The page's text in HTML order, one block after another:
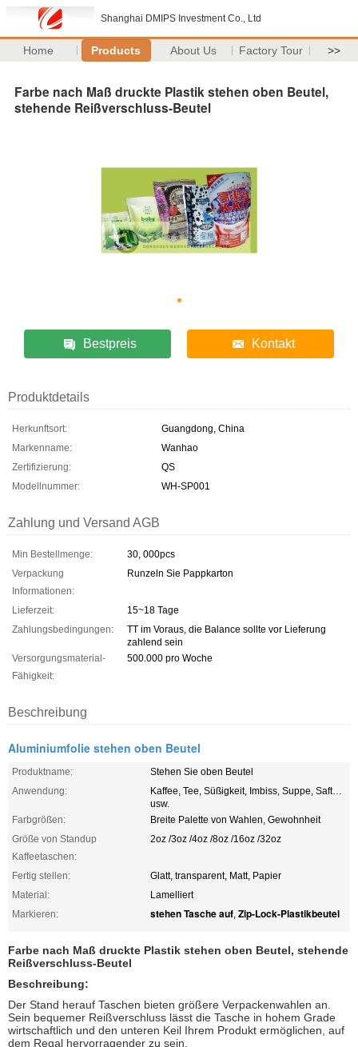
Shanghai DMIPS Investment Co., Ltd
Home Products About Us Factory Tour >>
Farbe nach Maß druckte Plastik stehen oben Beutel,
stehende Reißverschluss-Beutel
Bestpreis Kontakt
Produktdetails
Herkunftsort:
Guangdong, China
Markenname:
Wanhao
Zertifizierung:
QS
Modellnummer:
WH-SP001
Zahlung und Versand AGB
Min Bestellmenge:
30, 000pcs
Verpackung
Informationen:
Runzeln Sie Pappkarton
Lieferzeit:
15~18 Tage
Zahlungsbedingungen:
TT im Voraus, die Balance sollte vor Lieferung
zahlend sein
Versorgungsmaterial-
Fähigkeit:
500.000 pro Woche
Beschreibung
Aluminiumfolie stehen oben Beutel
Produktname:
Stehen Sie oben Beutel
Anwendung:
Kaffee, Tee, Süßigkeit, Imbiss, Suppe, Saft…
usw.
Farbgrößen:
Breite Palette von Wahlen, Gewohnheit
Größe von Standup
Kaffeetaschen:
2oz /3oz /4oz /8oz /16oz /32oz
Fertig stellen:
Glatt, transparent, Matt, Papier
Material:
Lamelliert
Markieren:
stehen Tasche auf, Zip-Lock-Plastikbeutel
Farbe nach Maß druckte Plastik stehen oben Beutel, stehende
Reißverschluss-Beutel
Beschreibung:
Der Stand herauf Taschen bieten größere Verpackenwahlen an.
Sein bequemer Reißverschluss lässt die Tasche in hohem Grade
wirtschaftlich und den unteren Keil Ihrem Produkt ermöglichen, auf
dem Regal hervorragender zu sein.